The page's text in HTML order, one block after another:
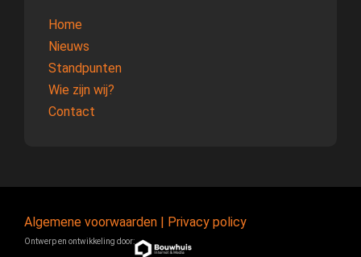
Home
Nieuws
Standpunten
Wie zijn wij?
Contact
Algemene voorwaarden Privacy policy
Ontwerp en ontwikkeling door: